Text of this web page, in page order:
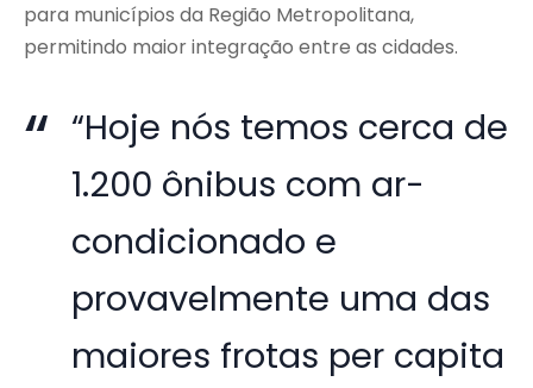
para municípios da Região Metropolitana,
permitindo maior integração entre as cidades.
“Hoje nós temos cerca de
1.200 ônibus com ar-
condicionado e
provavelmente uma das
maiores frotas per capita